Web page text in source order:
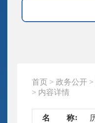
首页 > 政务公开 >
> 内容详情
名 称